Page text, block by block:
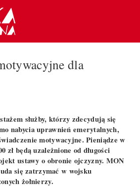
dla
służby, którzy zdecydują się
nabycia uprawnień emerytalnych,
motywacyjne. Pieniądze w
zł będą uzależnione od długości
ustawy o obronie ojczyzny. MON
się zatrzymać w wojsku
żołnierzy.